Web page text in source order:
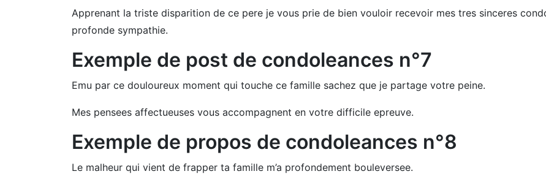
Apprenant la triste disparition de ce pere je vous prie de bien vouloir recevoir mes tres sinceres
profonde sympathie.
Exemple de post de condoleances n°7
Emu par ce douloureux moment qui touche ce famille sachez que je partage votre peine.
Mes pensees affectueuses vous accompagnent en votre difficile epreuve.
Exemple de propos de condoleances n°8
Le malheur qui vient de frapper ta famille m’a profondement bouleversee.